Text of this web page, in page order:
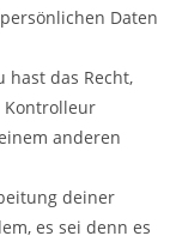
Daten
hast das Recht,
Kontrolleur
anderen
deiner
es sei denn es